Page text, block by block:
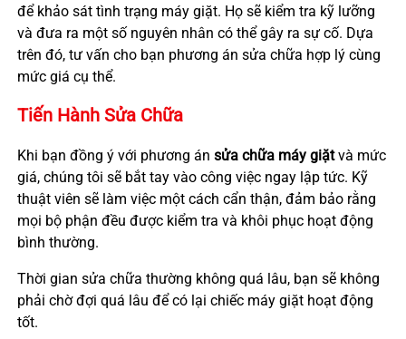
để khảo sát tình trạng máy giặt. Họ sẽ kiểm tra kỹ lưỡng
và đưa ra một số nguyên nhân có thể gây ra sự cố. Dựa
trên đó, tư vấn cho bạn phương án sửa chữa hợp lý cùng
mức giá cụ thể.
Tiến Hành Sửa Chữa
Khi bạn đồng ý với phương án sửa chữa máy giặtvà mức
giá, chúng tôi sẽ bắt tay vào công việc ngay lập tức. Kỹ
thuật viên sẽ làm việc một cách cẩn thận, đảm bảo rằng
mọi bộ phận đều được kiểm tra và khôi phục hoạt động
bình thường.
Thời gian sửa chữa thường không quá lâu, bạn sẽ không
phải chờ đợi quá lâu để có lại chiếc máy giặt hoạt động
tốt.